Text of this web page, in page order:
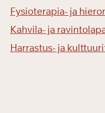
Fysioterapia- ja
Kahvila- ja
Harrastus- ja